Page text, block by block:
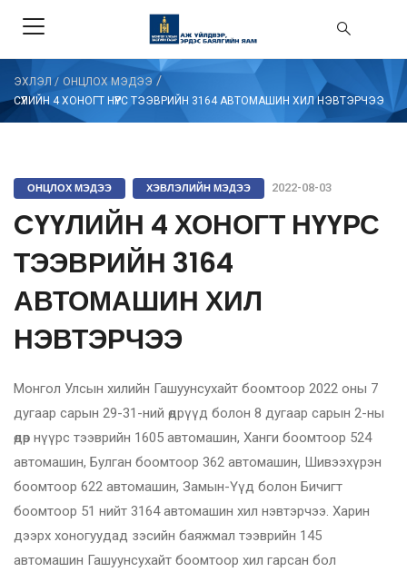
ЭХЛЭЛ / ОНЦЛОХ МЭДЭЭ /
CҮҮЛИЙН 4 ХОНОГТ НҮҮРС ТЭЭВРИЙН 3164 АВТОМАШИН ХИЛ НЭВТЭРЧЭЭ
ОНЦЛОХ МЭДЭЭ ХЭВЛЭЛИЙН МЭДЭЭ 2022-08-03
CҮҮЛИЙН 4 ХОНОГТ НҮҮРС
ТЭЭВРИЙН 3164
АВТОМАШИН ХИЛ
НЭВТЭРЧЭЭ
Монгол Улсын хилийн Гашуунсухайт боомтоор 2022 оны 7
дугаар сарын 29-31-ний өдрүүд болон 8 дугаар сарын 2-ны
өдөр нүүрс тээврийн 1605 автомашин, Ханги боомтоор 524
автомашин, Булган боомтоор 362 автомашин, Шивээхүрэн
боомтоор 622 автомашин, Замын-Үүд болон Бичигт
боомтоор 51 нийт 3164 автомашин хил нэвтэрчээ. Харин
дээрх хоногуудад зэсийн баяжмал тээврийн 145
автомашин Гашуунсухайт боомтоор хил гарсан бол